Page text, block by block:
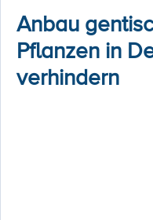
Anbau
Pflanzen in
verhindern